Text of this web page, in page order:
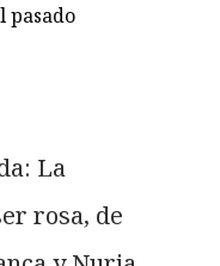
pasado
La
rosa, de